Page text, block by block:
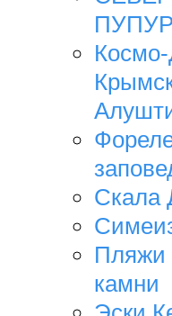
Скала
Пляжи
камни